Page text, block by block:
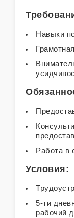
Навыки
Работа в
Условия:
5-ти
рабочий